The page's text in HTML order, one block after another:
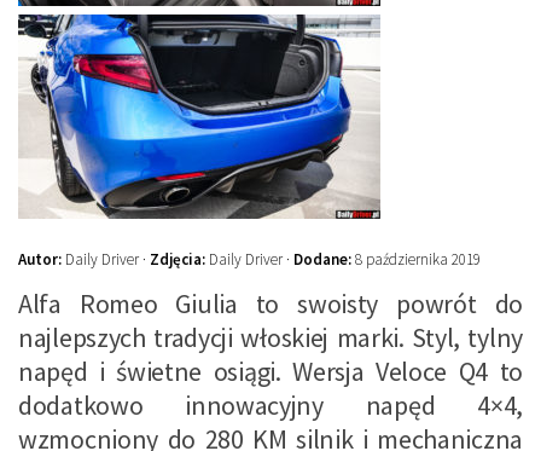
Autor: Daily Driver · Zdjęcia: Daily Driver · Dodane:8 października 2019
Alfa Romeo Giulia to swoisty powrót do
najlepszych tradycji włoskiej marki. Styl, tylny
napęd i świetne osiągi. Wersja Veloce Q4 to
dodatkowo innowacyjny napęd 4×4,
wzmocniony do 280 KM silnik i mechaniczna